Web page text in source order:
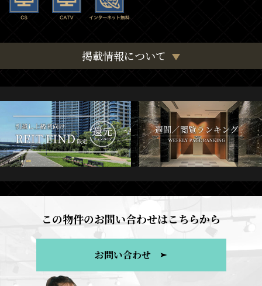
掲載情報について
この物件のお問い合わせはこちらから
お問い合わせ